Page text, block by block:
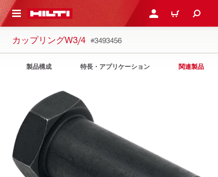
内容を表示 ログイン・新規オンライ
カート
カップリングW3/4 #3493456
製品構成 特長・アプリケーション 関連製品